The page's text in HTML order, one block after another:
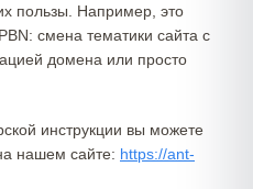
пользы. Например, это
смена тематики сайта с
домена или просто
инструкции вы можете
нашем сайте: https://ant-